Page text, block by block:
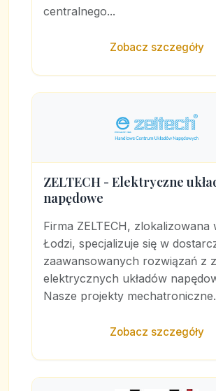
centralnego...
Zobacz szczegóły
ZELTECH - Elektryczne
napędowe
Firma ZELTECH, zlokalizowana
Łodzi, specjalizuje się w
zaawansowanych rozwiązań z
elektrycznych układów
Nasze projekty
Zobacz szczegóły